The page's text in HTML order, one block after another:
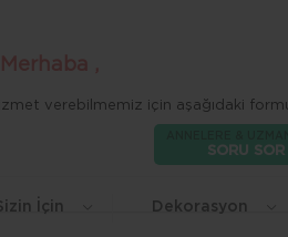
SORU SOR
İçin Dekorasyon
verebilmemiz için aşağıdaki